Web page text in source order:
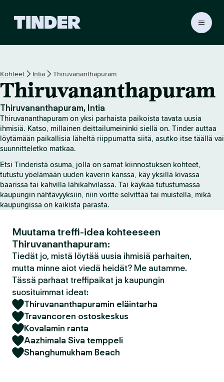
r
i
n
a
l
o
i
s
s
i
v
u
Kohteet Intia Thiruvananthapuram
Thiruvananthapuram
Thiruvananthapuram, Intia
Thiruvananthapuram on yksi parhaista paikoista tavata uusia
ihmisiä. Katso, millainen deittailumeininki siellä on. Tinder auttaa
löytämään paikallisia läheltä riippumatta siitä, asutko itse täällä vai
suunnitteletko matkaa.
Etsi Tinderistä osuma, jolla on samat kiinnostuksen kohteet,
tutustu yöelämään uuden kaverin kanssa, käy yksillä kivassa
baarissa tai kahvilla lähikahvilassa. Tai käykää tutustumassa
kaupungin nähtävyyksiin, niin voitte selvittää tai muistella, mikä
kaupungissa on kaikista parasta.
Muutama treffi-idea kohteeseen
Thiruvananthapuram:
Tiedät jo, mistä löytää uusia ihmisiä parhaiten,
mutta minne aiot viedä heidät? Me autamme.
Tässä parhaat treffipaikat ja kaupungin
suosituimmat ideat:
Thiruvananthapuramin eläintarha
Travancoren ostoskeskus
Kovalamin ranta
Aazhimala Siva temppeli
Shanghumukham Beach